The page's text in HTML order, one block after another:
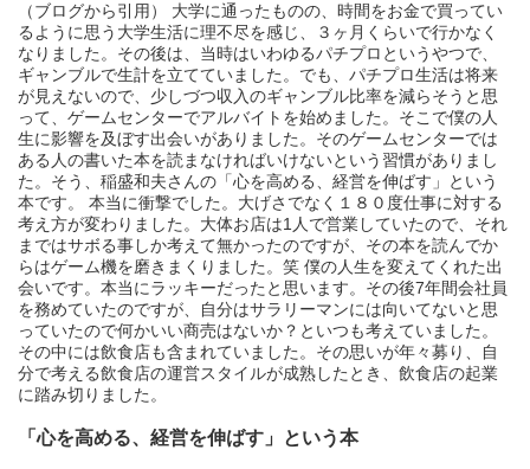
（ブログから引用） 大学に通ったものの、時間をお金で買ってい
るように思う大学生活に理不尽を感じ、３ヶ月くらいで行かなく
なりました。その後は、当時はいわゆるパチプロというやつで、
ギャンブルで生計を立てていました。でも、パチプロ生活は将来
が見えないので、少しづつ収入のギャンブル比率を減らそうと思
って、ゲームセンターでアルバイトを始めました。そこで僕の人
生に影響を及ぼす出会いがありました。そのゲームセンターでは
ある人の書いた本を読まなければいけないという習慣がありまし
た。そう、稲盛和夫さんの「心を高める、経営を伸ばす」という
本です。 本当に衝撃でした。大げさでなく１８０度仕事に対する
考え方が変わりました。大体お店は1人で営業していたので、それ
まではサボる事しか考えて無かったのですが、その本を読んでか
らはゲーム機を磨きまくりました。笑 僕の人生を変えてくれた出
会いです。本当にラッキーだったと思います。その後7年間会社員
を務めていたのですが、自分はサラリーマンには向いてないと思
っていたので何かいい商売はないか？といつも考えていました。
その中には飲食店も含まれていました。その思いが年々募り、自
分で考える飲食店の運営スタイルが成熟したとき、飲食店の起業
に踏み切りました。
「心を高める、経営を伸ばす」という本